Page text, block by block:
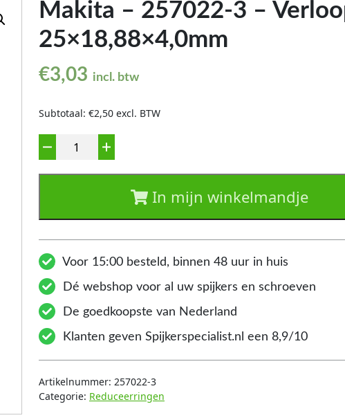
Makita – 257022-3 –
25×18,88×4,0mm
€3,03 incl. btw
Subtotaal: €2,50 excl. BTW
Aantal
In mijn winkelmandje
Voor 15:00 besteld, binnen 48 uur in huis
Dé webshop voor al uw spijkers en schroeven
De goedkoopste van Nederland
Klanten geven Spijkerspecialist.nl een 8,9/10
Artikelnummer: 257022-3
Categorie: Reduceerringen